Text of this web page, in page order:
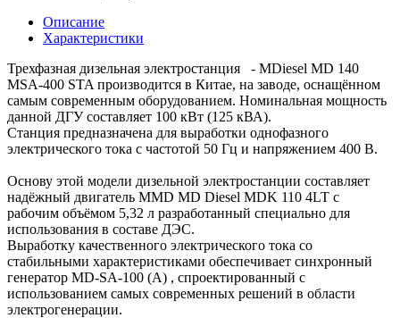
Описание
Характеристики
Трехфазная дизельная электростанция - MDiesel MD 140
MSA-400 STA производится в Китае, на заводе, оснащённом
самым современным оборудованием. Номинальная мощность
данной ДГУ составляет 100 кВт (125 кВА).
Станция предназначена для выработки однофазного
электрического тока с частотой 50 Гц и напряжением 400 В.
Основу этой модели дизельной электростанции составляет
надёжный двигатель MMD MD Diesel MDK 110 4LT с
рабочим объёмом 5,32 л разработанный специально для
использования в составе ДЭС.
Выработку качественного электрического тока со
стабильными характеристиками обеспечивает синхронный
генератор MD-SA-100 (A) , спроектированный с
использованием самых современных решений в области
электрогенерации.